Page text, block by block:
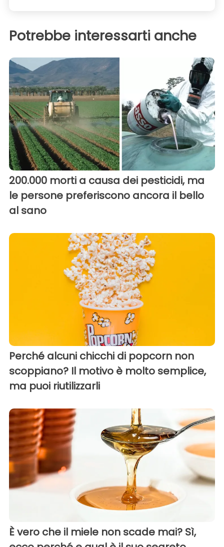
Potrebbe interessarti anche
200.000 morti a causa dei pesticidi, ma
le persone preferiscono ancora il bello
al sano
Perché alcuni chicchi di popcorn non
scoppiano? Il motivo è molto semplice,
ma puoi riutilizzarli
È vero che il miele non scade mai? Sì,